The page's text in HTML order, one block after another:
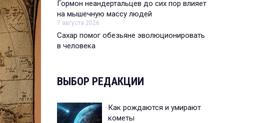
Гормон неандертальцев до сих пор влияет
на мышечную массу людей
7 августа 2026
Сахар помог обезьяне эволюционировать
в человека
ВЫБОР РЕДАКЦИИ
Как рождаются и умирают
кометы